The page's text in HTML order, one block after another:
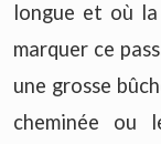
longue et où la
marquer ce
une grosse
cheminée ou